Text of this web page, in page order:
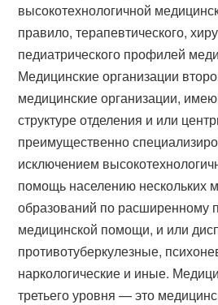
высокотехнологичной
правило, терапевтического,
педиатрического профилей
Медицинские организации
медицинские организации,
структуре отделения и или
преимущественно
исключением
помощь населению нескольких
образований по расширенному
медицинской помощи, и или
противотуберкулезные,
наркологические и иные.
третьего уровня — это